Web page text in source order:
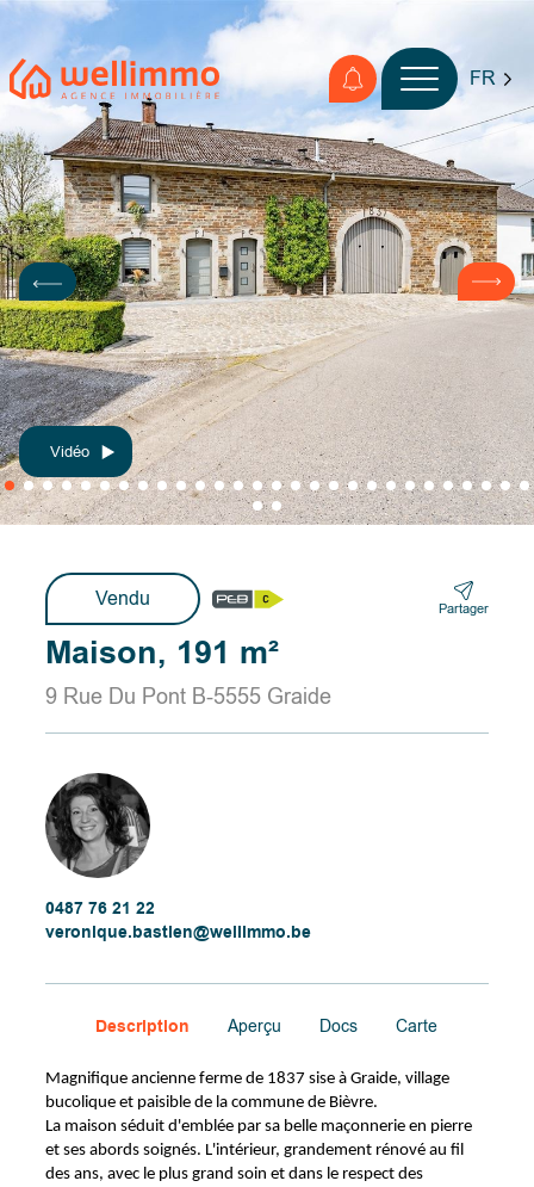
FR
Vendu Partager
Maison, 191 m²
9 Rue Du Pont B-5555 Graide
0487 76 21 22
veronique.bastien@wellimmo.be
Description Aperçu Docs Carte
Magnifique ancienne ferme de 1837 sise à Graide, village
bucolique et paisible de la commune de Bièvre.
La maison séduit d'emblée par sa belle maçonnerie en pierre
et ses abords soignés. L'intérieur, grandement rénové au fil
des ans, avec le plus grand soin et dans le respect des
Vidéo